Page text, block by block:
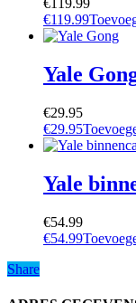
€119.99
€119.99
Yale
€29.95
€29.95
Yale
€54.99
€54.99
Share
Share